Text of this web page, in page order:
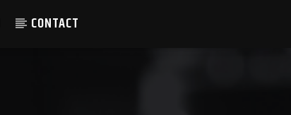
CONTACT